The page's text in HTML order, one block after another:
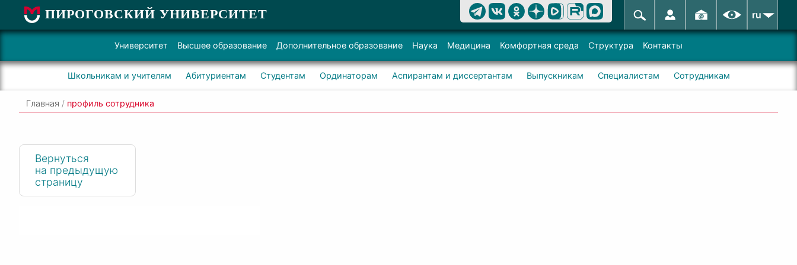
ПИРОГОВСКИЙ УНИВЕРСИТЕТ ru
Университет Высшее образование Дополнительное образование Наука Медицина Комфортная среда Структура Контакты
Школьникам и учителям Абитуриентам Студентам Ординаторам Аспирантам и диссертантам Выпускникам Специалистам Сотрудникам
Главная / профиль сотрудника
Вернуться
на предыдущую
страницу